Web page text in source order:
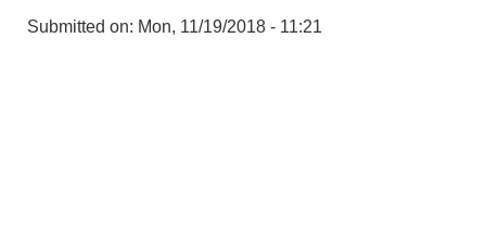
Submitted on: Mon, 11/19/2018 - 11:21